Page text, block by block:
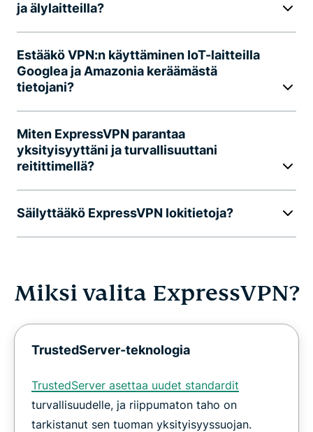
ja älylaitteilla?
Estääkö VPN:n käyttäminen IoT-laitteilla
Googlea ja Amazonia keräämästä
tietojani?
Miten ExpressVPN parantaa
yksityisyyttäni ja turvallisuuttani
reitittimellä?
Säilyttääkö ExpressVPN lokitietoja?
Miksi valita ExpressVPN?
TrustedServer-teknologia
TrustedServer asettaa uudet standardit
turvallisuudelle, ja riippumaton taho on
tarkistanut sen tuoman yksityisyyssuojan.